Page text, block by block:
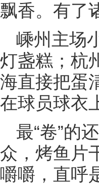
飘香。有了
嵊州主场
灯盏糕；杭
海直接把蛋
在球员球衣
最“卷”的
众，烤鱼片
嚼嚼，直呼